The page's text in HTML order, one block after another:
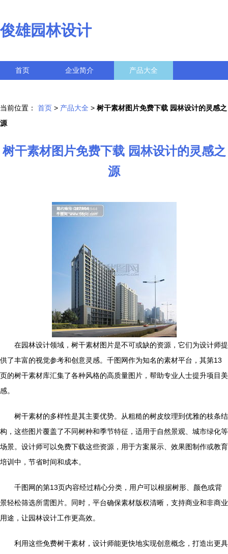
俊雄园林设计
首页 企业简介 产品大全
当前位置： 首页 > 产品大全 > 树干素材图片免费下载 园林设计的灵感之
源
树干素材图片免费下载 园林设计的灵感之
源
在园林设计领域，树干素材图片是不可或缺的资源，它们为设计师提
供了丰富的视觉参考和创意灵感。千图网作为知名的素材平台，其第13
页的树干素材库汇集了各种风格的高质量图片，帮助专业人士提升项目美
感。
树干素材的多样性是其主要优势。从粗糙的树皮纹理到优雅的枝条结
构，这些图片覆盖了不同树种和季节特征，适用于自然景观、城市绿化等
场景。设计师可以免费下载这些资源，用于方案展示、效果图制作或教育
培训中，节省时间和成本。
千图网的第13页内容经过精心分类，用户可以根据树形、颜色或背
景轻松筛选所需图片。同时，平台确保素材版权清晰，支持商业和非商业
用途，让园林设计工作更高效。
利用这些免费树干素材，设计师能更快地实现创意概念，打造出更具